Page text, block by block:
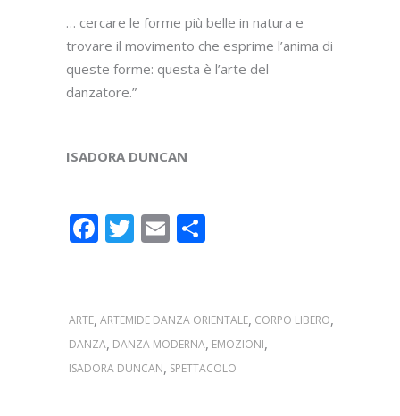
… cercare le forme più belle in natura e
trovare il movimento che esprime l’anima di
queste forme: questa è l’arte del
danzatore.”
ISADORA DUNCAN
Facebook
Twitter
Email
ARTE, ARTEMIDE DANZA ORIENTALE, CORPO LIBERO,
DANZA, DANZA MODERNA, EMOZIONI,
ISADORA DUNCAN, SPETTACOLO